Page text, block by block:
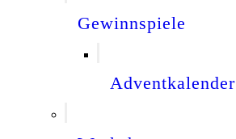
Gewinnspiele
Adventkalender